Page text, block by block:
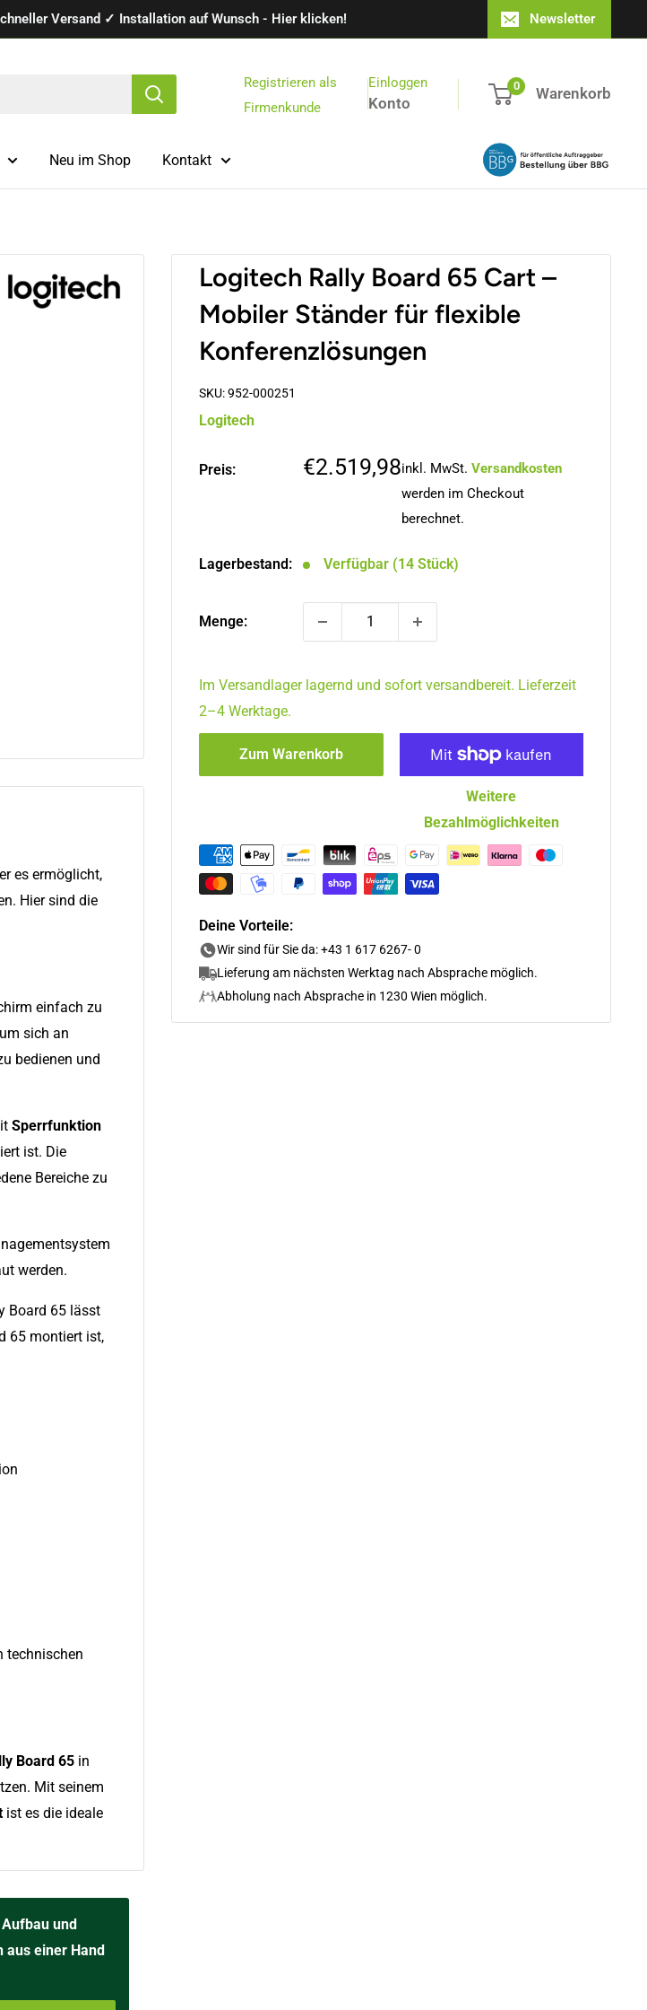
Versand ✓ Installation auf Wunsch - Hier klicken! Newsletter
Registrieren als
Firmenkunde
Einloggen
Konto
0 Warenkorb
Neu im Shop Kontakt
Logitech Rally Board 65 Cart –
Mobiler Ständer für flexible
Konferenzlösungen
SKU:952-000251
Logitech
Preis: Sonderpreis
€2.519,98inkl. MwSt.Versandkosten
werden im Checkout
berechnet.
Lagerbestand: Verfügbar (14 Stück)
Menge:
Im Versandlager lagernd und sofort versandbereit. Lieferzeit
2–4 Werktage.
Zum Warenkorb
Weitere
Bezahlmöglichkeiten
Deine Vorteile:
Wir sind für Sie da: +43 1 617 6267- 0
Lieferung am nächsten Werktag nach Absprache möglich.
Abholung nach Absprache in 1230 Wien möglich.
es ermöglicht,
Hier sind die
einfach zu
sich an
bedienen und
Sperrfunktion
ist. Die
Bereiche zu
werden.
Board 65 lässt
65 montiert ist,
technischen
Board 65 in
Mit seinem
ist es die ideale
und
aus einer Hand